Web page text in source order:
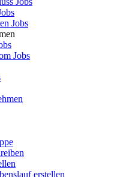
Jobs
Jobs
erstellen